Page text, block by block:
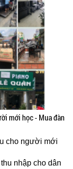
mới học - Mua đàn
cho người mới
nhập cho dân